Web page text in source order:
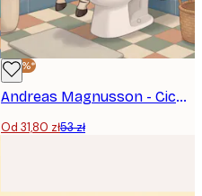
-40%*
Andreas Magnusson - Cicha refleksja zebry Plakat
Od 31,80 zł53 zł